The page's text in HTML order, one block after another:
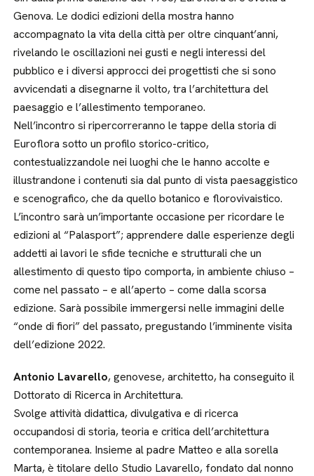
Genova. Le dodici edizioni della mostra hanno
accompagnato la vita della città per oltre cinquant’anni,
rivelando le oscillazioni nei gusti e negli interessi del
pubblico e i diversi approcci dei progettisti che si sono
avvicendati a disegnarne il volto, tra l’architettura del
paesaggio e l’allestimento temporaneo.
Nell’incontro si ripercorreranno le tappe della storia di
Euroflora sotto un profilo storico-critico,
contestualizzandole nei luoghi che le hanno accolte e
illustrandone i contenuti sia dal punto di vista paesaggistico
e scenografico, che da quello botanico e florovivaistico.
L’incontro sarà un’importante occasione per ricordare le
edizioni al “Palasport”; apprendere dalle esperienze degli
addetti ai lavori le sfide tecniche e strutturali che un
allestimento di questo tipo comporta, in ambiente chiuso –
come nel passato – e all’aperto – come dalla scorsa
edizione. Sarà possibile immergersi nelle immagini delle
“onde di fiori” del passato, pregustando l’imminente visita
dell’edizione 2022.
Antonio Lavarello, genovese, architetto, ha conseguito il
Dottorato di Ricerca in Architettura.
Svolge attività didattica, divulgativa e di ricerca
occupandosi di storia, teoria e critica dell’architettura
contemporanea. Insieme al padre Matteo e alla sorella
Marta, è titolare dello Studio Lavarello, fondato dal nonno